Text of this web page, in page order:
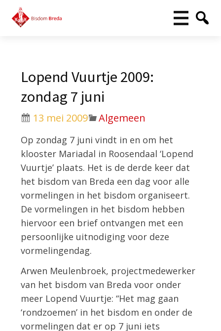
Lopend Vuurtje 2009:
zondag 7 juni
13 mei 2009 Algemeen
Op zondag 7 juni vindt in en om het
klooster Mariadal in Roosendaal ‘Lopend
Vuurtje’ plaats. Het is de derde keer dat
het bisdom van Breda een dag voor alle
vormelingen in het bisdom organiseert.
De vormelingen in het bisdom hebben
hiervoor een brief ontvangen met een
persoonlijke uitnodiging voor deze
vormelingendag.
Arwen Meulenbroek, projectmedewerker
van het bisdom van Breda voor onder
meer Lopend Vuurtje: “Het mag gaan
‘rondzoemen’ in het bisdom en onder de
vormelingen dat er op 7 juni iets